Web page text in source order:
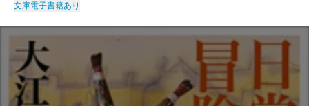
文庫電子書籍あり